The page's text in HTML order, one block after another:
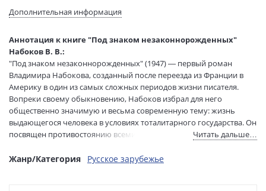
Язык текста:
русский
Тип обложки:
Твердый переплет
Формат:
84х108 1/32
Размеры в мм
(ДхШхВ):
205x130x35
Вес:
520 гр.
Страниц:
576
Тираж:
4000 экз.
Код товара:
1223061
Артикул:
ASE000000000861179
Дополнительная информация
Аннотация к книге "Под знаком незаконнорожденных"
Набоков В. В.:
"Под знаком незаконнорожденных" (1947) — первый роман
Владимира Набокова, созданный после переезда из Франции в
Америку в один из самых сложных периодов жизни писателя.
Вопреки своему обыкновению, Набоков избрал для него
общественно значимую и весьма современную тему: жизнь
выдающегося человека в условиях тоталитарного государства. Он
посвящен противостоянию всемирно известного философа Адама
диктатуре "эквилистов" ("уравнителей"), всеми средствами
Читать дальше…
Жанр/Категория Русское зарубежье